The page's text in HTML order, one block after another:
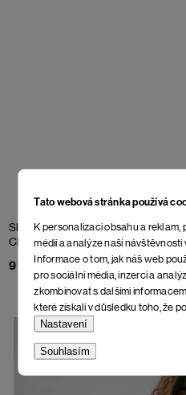
Tato webová stránka používá
K personalizaci obsahu a
médií a analýze naší návštěvnosti
Informace o tom, jak náš web
pro sociální média, inzerci a
zkombinovat s dalšími
které získali v důsledku toho, že
Nastavení
Souhlasím
Sluneční brýle Luceo
Chloris
998 Kč